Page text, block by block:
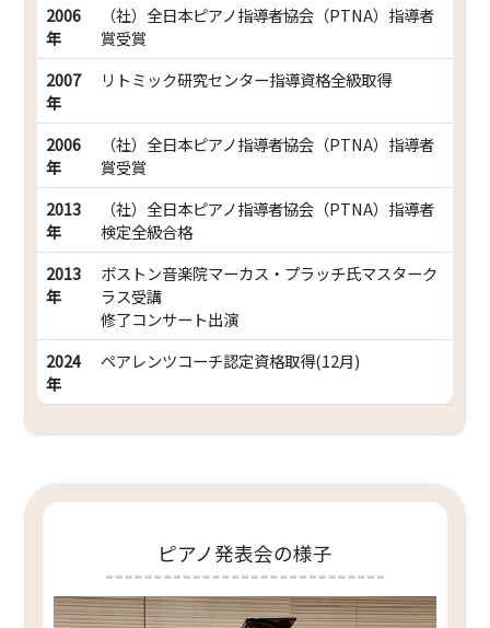
2006
年
（社）全日本ピアノ指導者協会（PTNA）指導者
賞受賞
2007
年
リトミック研究センター指導資格全級取得
2006
年
（社）全日本ピアノ指導者協会（PTNA）指導者
賞受賞
2013
年
（社）全日本ピアノ指導者協会（PTNA）指導者
検定全級合格
2013
年
ボストン音楽院マーカス・プラッチ氏マスターク
ラス受講
修了コンサート出演
2024
年
ペアレンツコーチ認定資格取得(12月)
ピアノ発表会の様子